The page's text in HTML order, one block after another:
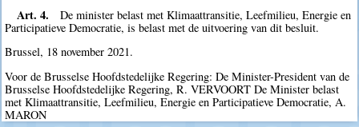
Art. 4.
De minister belast met Klimaattransitie, Leefmilieu, Energie en
Participatieve Democratie, is belast met de uitvoering van dit besluit.
Brussel, 18 november 2021.
Voor de Brusselse Hoofdstedelijke Regering: De Minister-President van de
Brusselse Hoofdstedelijke Regering, R. VERVOORT De Minister belast
met Klimaattransitie, Leefmilieu, Energie en Participatieve Democratie, A.
MARON